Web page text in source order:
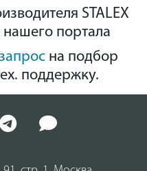
STALEX
нашего портала
на подбор
поддержку.